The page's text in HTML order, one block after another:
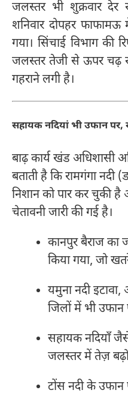
जलस्तर भी शुक्रवार
शनिवार दोपहर
गया। सिंचाई विभाग की
जलस्तर तेजी से ऊपर चढ़
गहराने लगी है।
सहायक नदियां भी उफान
बाढ़ कार्य खंड अधिशासी
बताती है कि रामगंगा
निशान को पार कर चुकी
चेतावनी जारी की गई है।
कानपुर बैराज का
किया गया, जो
यमुना नदी
जिलों में भी उफान
सहायक नदियाँ
जलस्तर में तेज़
टोंस नदी के